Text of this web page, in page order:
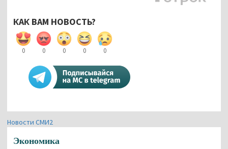
КАК ВАМ НОВОСТЬ?
0 0 0 0 0
Новости СМИ2
Экономика